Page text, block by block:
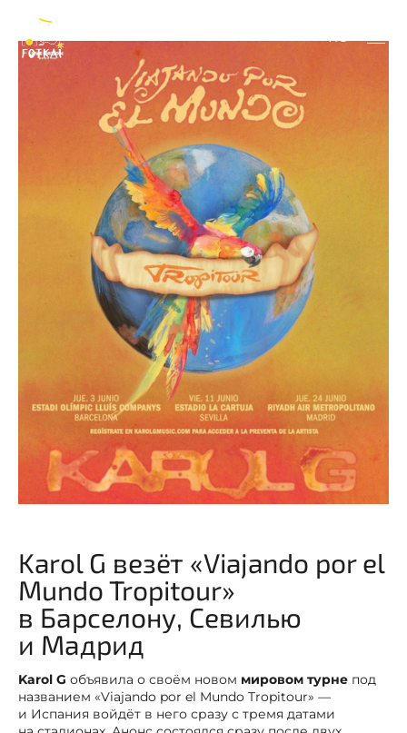
Karol G везёт «Viajando por el
Mundo Tropitour»
в Барселону, Севилью
и Мадрид
Karol G объявила о своём новом мировом турне под
названием «Viajando por el Mundo Tropitour» —
и Испания войдёт в него сразу с тремя датами